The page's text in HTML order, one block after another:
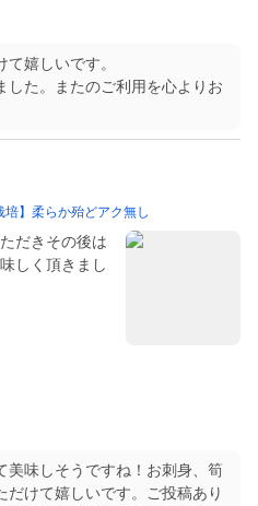
嬉しいです。
した。またのご利用を心よりお
】柔らか殆どアク無し
だきその後は
しく頂きまし
美味しそうですね！お刺身、筍
だけて嬉しいです。ご投稿あり